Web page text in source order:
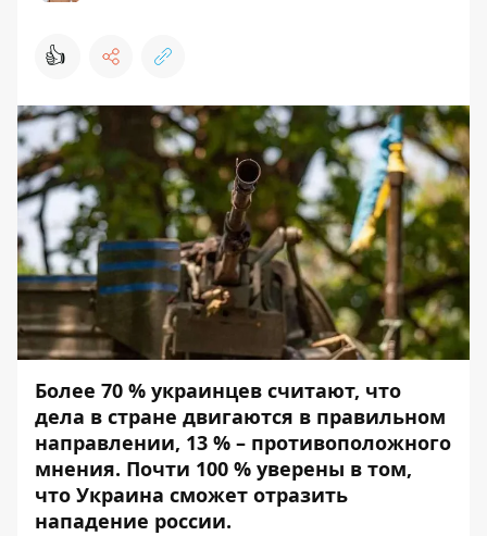
👍
Более 70 % украинцев считают, что
дела в стране двигаются в правильном
направлении, 13 % – противоположного
мнения. Почти 100 % уверены в том,
что Украина сможет отразить
нападение россии.